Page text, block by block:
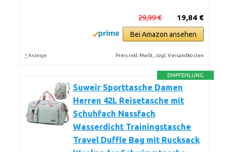
19,84 €
29,99 €
Bei Amazon ansehen
* Anzeige Preis inkl. MwSt., zzgl. Versandkosten
EMPFEHLUNG
Suweir Sporttasche Damen
Herren 42L Reisetasche mit
Schuhfach Nassfach
Wasserdicht Trainingstasche
Travel Duffle Bag mit Rucksack